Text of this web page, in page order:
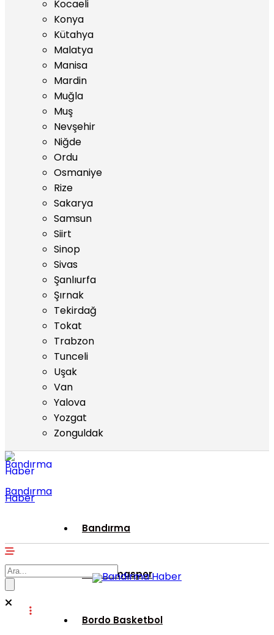
Kocaeli
Konya
Kütahya
Malatya
Manisa
Mardin
Muğla
Muş
Nevşehir
Niğde
Ordu
Osmaniye
Rize
Sakarya
Samsun
Siirt
Sinop
Sivas
Şanlıurfa
Şırnak
Tekirdağ
Tokat
Trabzon
Tunceli
Uşak
Van
Yalova
Yozgat
Zonguldak
Bandırma
Haber
Bandırma
Bandırmaspor
Bordo Basketbol